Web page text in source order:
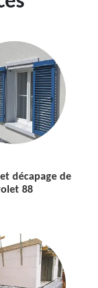
décapage de
88